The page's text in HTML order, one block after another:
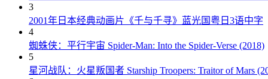
3
2001年日本经典动画片《千与千寻》蓝光国粤日3语中字
4
蜘蛛侠：平行宇宙 Spider-Man: Into the Spider-Verse (2018)
5
星河战队：火星叛国者 Starship Troopers: Traitor of Mars